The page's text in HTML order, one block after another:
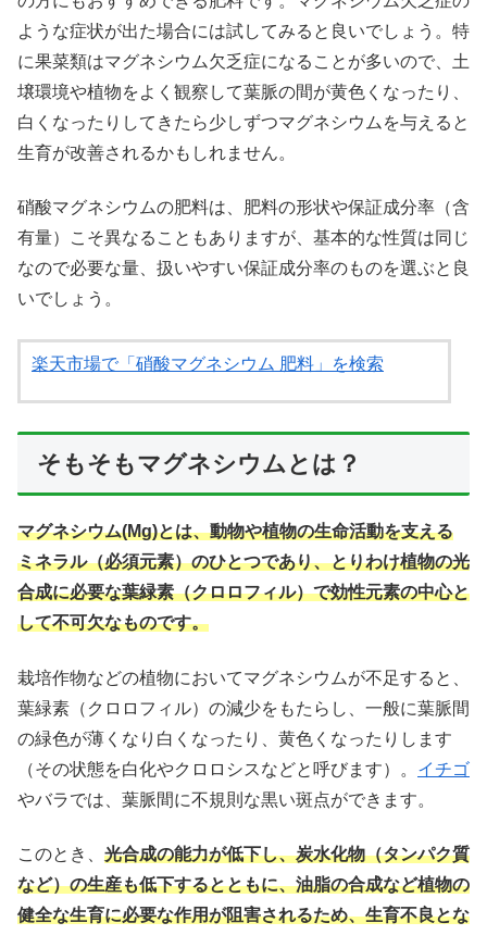
ような症状が出た場合には試してみると良いでしょう。特
に果菜類はマグネシウム欠乏症になることが多いので、土
壌環境や植物をよく観察して葉脈の間が黄色くなったり、
白くなったりしてきたら少しずつマグネシウムを与えると
生育が改善されるかもしれません。
硝酸マグネシウムの肥料は、肥料の形状や保証成分率（含
有量）こそ異なることもありますが、基本的な性質は同じ
なので必要な量、扱いやすい保証成分率のものを選ぶと良
いでしょう。
楽天市場で「硝酸マグネシウム 肥料」を検索
そもそもマグネシウムとは？
マグネシウム(Mg)とは、動物や植物の生命活動を支える
ミネラル（必須元素）のひとつであり、とりわけ植物の光
合成に必要な葉緑素（クロロフィル）で効性元素の中心と
して不可欠なものです。
栽培作物などの植物においてマグネシウムが不足すると、
葉緑素（クロロフィル）の減少をもたらし、一般に葉脈間
の緑色が薄くなり白くなったり、黄色くなったりします
（その状態を白化やクロロシスなどと呼びます）。 イチゴ
やバラでは、葉脈間に不規則な黒い斑点ができます。
このとき、 光合成の能力が低下し、炭水化物（タンパク質
など）の生産も低下するとともに、油脂の合成など植物の
健全な生育に必要な作用が阻害されるため、生育不良とな